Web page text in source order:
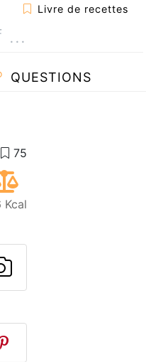
Livre de recettes
QUESTIONS
Kcal
à un
page
une
Publier